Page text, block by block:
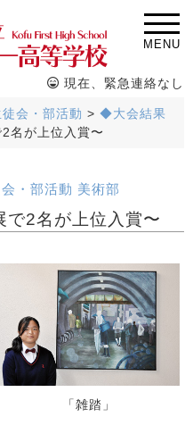
MENU
現在、緊急連絡なし
徒会・部活動 > ◆大会結果
名が上位入賞〜
・部活動 美術部
2名が上位入賞〜
「雑踏」